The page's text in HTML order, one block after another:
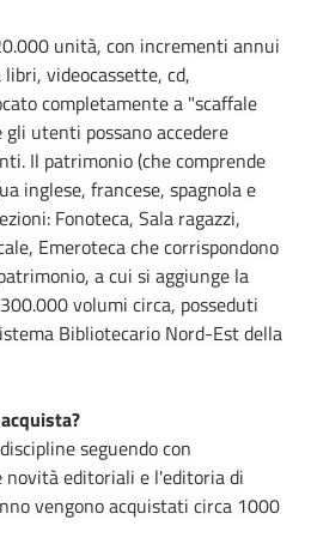
unità, con incrementi annui
videocassette, cd,
completamente a "scaffale
utenti possano accedere
Il patrimonio (che comprende
inglese, francese, spagnola e
Fonoteca, Sala ragazzi,
Emeroteca che corrispondono
a cui si aggiunge la
volumi circa, posseduti
Bibliotecario Nord-Est della
seguendo con
editoriali e l'editoria di
vengono acquistati circa 1000